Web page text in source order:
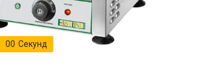
00 Секунд